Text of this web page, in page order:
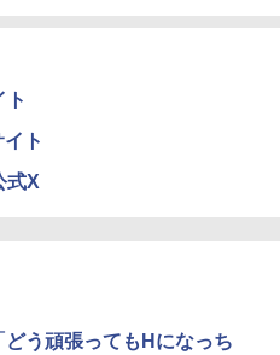
ト
ト
式X
どう頑張ってもHになっち